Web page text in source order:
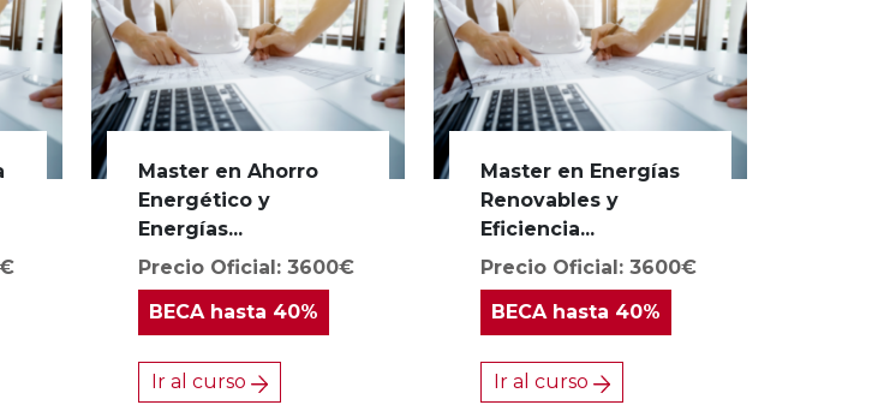
Master en Ahorro
Energético y
Energías...
Precio Oficial: 3600€
BECAhasta 40%
Ir al curso
Master en Energías
Renovables y
Eficiencia...
Precio Oficial: 3600€
BECAhasta 40%
Ir al curso